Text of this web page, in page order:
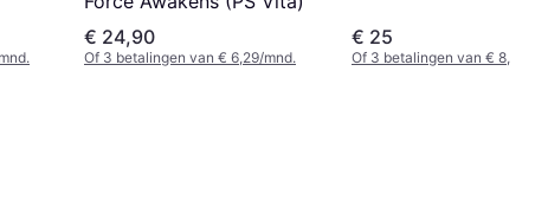
€ 24,90
Of 3 betalingen van € 6,29/mnd.
€ 25
Of 3 betalingen van € 8,27/